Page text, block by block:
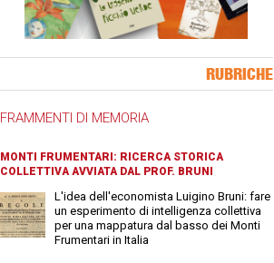
RUBRICHE
FRAMMENTI DI MEMORIA
MONTI FRUMENTARI: RICERCA STORICA
COLLETTIVA AVVIATA DAL PROF. BRUNI
L'idea dell'economista Luigino Bruni: fare
un esperimento di intelligenza collettiva
per una mappatura dal basso dei Monti
Frumentari in Italia